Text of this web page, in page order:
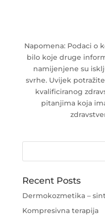
Napomena: Podaci o
bilo koje druge
namijenjene su
svrhe. Uvijek
kvalificiranog
pitanjima koja
Recent Posts
Dermokozmetika –
Kompresivna terapija